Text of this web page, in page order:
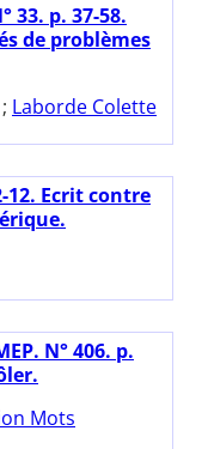
33. p. 37-58.
de problèmes
; Laborde Colette
12. Ecrit contre
N° 406. p.
Mots